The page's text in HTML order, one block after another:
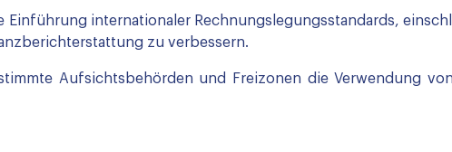
Einführung internationaler Rechnungslegungsstandards,
zu verbessern.
Aufsichtsbehörden und Freizonen die Verwendung